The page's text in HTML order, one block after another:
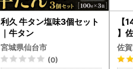
利久 牛タン塩味3個セット
｜牛タン
宮城県仙台市
(0)
【
】
2
佐